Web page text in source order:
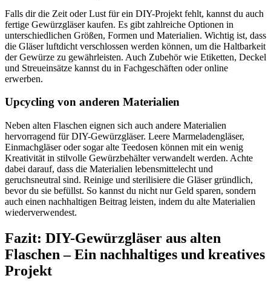
Falls dir die Zeit oder Lust für ein DIY-Projekt fehlt, kannst du auch
fertige Gewürzgläser kaufen. Es gibt zahlreiche Optionen in
unterschiedlichen Größen, Formen und Materialien. Wichtig ist, dass
die Gläser luftdicht verschlossen werden können, um die Haltbarkeit
der Gewürze zu gewährleisten. Auch Zubehör wie Etiketten, Deckel
und Streueinsätze kannst du in Fachgeschäften oder online
erwerben.
Upcycling von anderen Materialien
Neben alten Flaschen eignen sich auch andere Materialien
hervorragend für DIY-Gewürzgläser. Leere Marmeladengläser,
Einmachgläser oder sogar alte Teedosen können mit ein wenig
Kreativität in stilvolle Gewürzbehälter verwandelt werden. Achte
dabei darauf, dass die Materialien lebensmittelecht und
geruchsneutral sind. Reinige und sterilisiere die Gläser gründlich,
bevor du sie befüllst. So kannst du nicht nur Geld sparen, sondern
auch einen nachhaltigen Beitrag leisten, indem du alte Materialien
wiederverwendest.
Fazit: DIY-Gewürzgläser aus alten
Flaschen – Ein nachhaltiges und kreatives
Projekt